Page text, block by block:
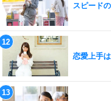
スピード
恋愛上手